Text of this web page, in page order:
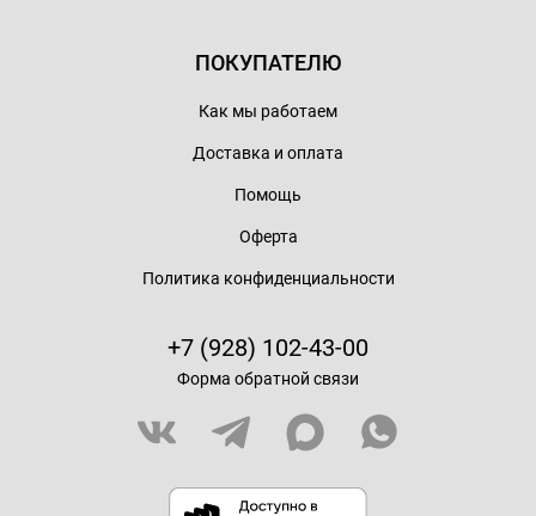
ПОКУПАТЕЛЮ
Как мы работаем
Доставка и оплата
Помощь
Оферта
Политика конфиденциальности
+7 (928) 102-43-00
Форма обратной связи